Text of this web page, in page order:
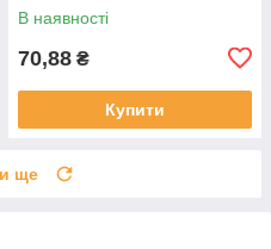
В наявності
70,88 ₴
Купити
ще